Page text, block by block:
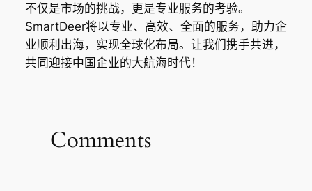
不仅是市场的挑战，更是专业服务的考验。
SmartDeer将以专业、高效、全面的服务，助力企
业顺利出海，实现全球化布局。让我们携手共进，
共同迎接中国企业的大航海时代！
Comments